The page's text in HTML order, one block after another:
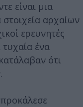
είναι μια
αρχαίων
ερευνητές
τυχαία ένα
ότι